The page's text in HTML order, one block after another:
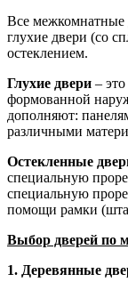
Все межкомнатные
глухие двери (со
остеклением.
Глухие двери –
формованной
дополняют:
различными
Остекленные
специальную
специальную
помощи рамки
Выбор дверей по
1. Деревянные